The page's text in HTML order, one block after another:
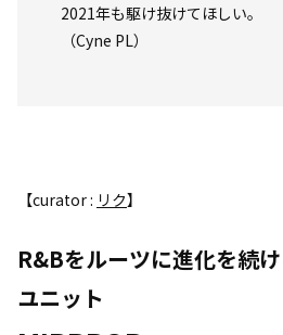
2021年も駆け抜けてほしい。
（Cyne PL）
【curator : リク】
R&Bをルーツに進化を続
ユニット